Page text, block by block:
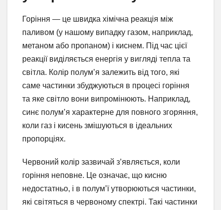
Горіння — це швидка хімічна реакція між
паливом (у нашому випадку газом, наприклад,
метаном або пропаном) і киснем. Під час цієї
реакції виділяється енергія у вигляді тепла та
світла. Колір полум’я залежить від того, які
саме частинки збуджуються в процесі горіння
та яке світло вони випромінюють. Наприклад,
синє полум’я характерне для повного згоряння,
коли газ і кисень змішуються в ідеальних
пропорціях.
Червоний колір зазвичай з’являється, коли
горіння неповне. Це означає, що кисню
недостатньо, і в полум’ї утворюються частинки,
які світяться в червоному спектрі. Такі частинки